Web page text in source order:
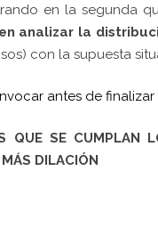
en la segunda
analizar la
con la supuesta
antes de finalizar
QUE SE CUMPLAN
DILACIÓN